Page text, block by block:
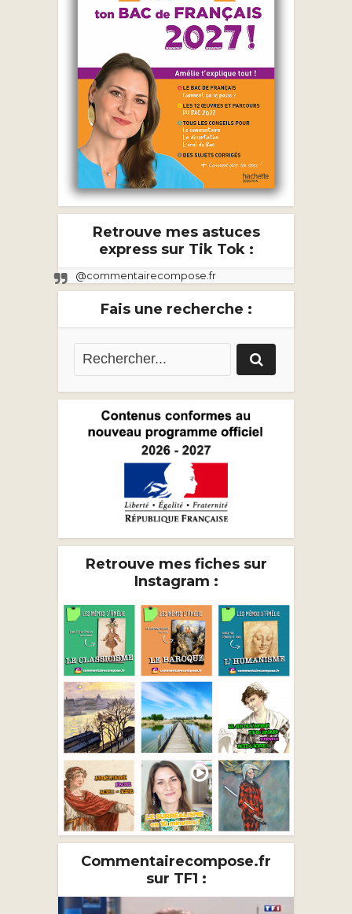
Retrouve mes astuces
express sur Tik Tok :
@commentairecompose.fr
Fais une recherche :
Retrouve mes fiches sur
Instagram :
Commentairecompose.fr
sur TF1 :